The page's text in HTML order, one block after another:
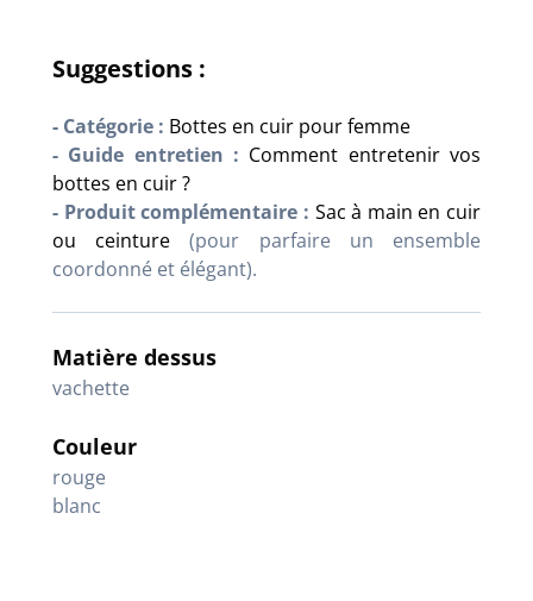
Suggestions :
- Catégorie : Bottes en cuir pour femme
- Guide entretien : Comment entretenir vos
bottes en cuir ?
- Produit complémentaire : Sac à main en cuir
ou ceinture (pour parfaire un ensemble
coordonné et élégant).
Matière dessus
vachette
Couleur
rouge
blanc